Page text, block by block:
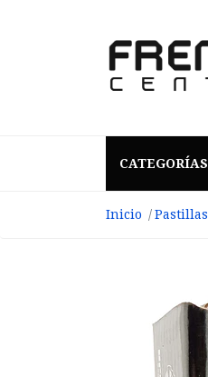
CATEGORÍAS
Inicio Pastillas